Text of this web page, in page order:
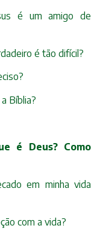
é um amigo de
é tão difícil?
Bíblia?
é Deus? Como
em minha vida
com a vida?